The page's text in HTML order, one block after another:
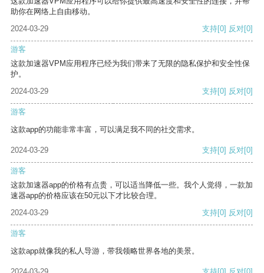
助你在网络上自由移动。
2024-03-29
支持[0] 反对[0]
游客
这款加速器VPM应用程序已经为我们带来了无限的隐私保护和安全性保
护。
2024-03-29
支持[0] 反对[0]
游客
这款app的功能非常丰富，可以满足我不同的社交需求。
2024-03-29 支持[0] 反对[0]
游客
这款加速器app的价格有点贵，可以适当降低一些。我个人觉得，一款加
速器app的价格应该在50元以下才比较合理。
2024-03-29
支持[0] 反对[0]
游客
这款app就像我的私人导游，带我领略世界各地的美景。